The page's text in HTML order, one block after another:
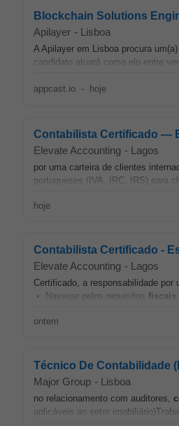
Blockchain Solutions
Apilayer - Lisboa
A Apilayer em Lisboa procura um(a)
candidato atuará como elo entre
appcast.io - hoje
Contabilista Certificado —
Elevate Accounting - Lagos
por uma carteira de clientes
portugueses (IVA, IRC, IRS) para
hoje
Contabilista Certificado -
Elevate Accounting - Lagos
Certificado, a responsabilidade
• Navegar pelos requisitos fiscais
ontem
Técnico De Contabilidade
Major Group - Lisboa
no relacionamento com auditores,
aplicáveis ao setor